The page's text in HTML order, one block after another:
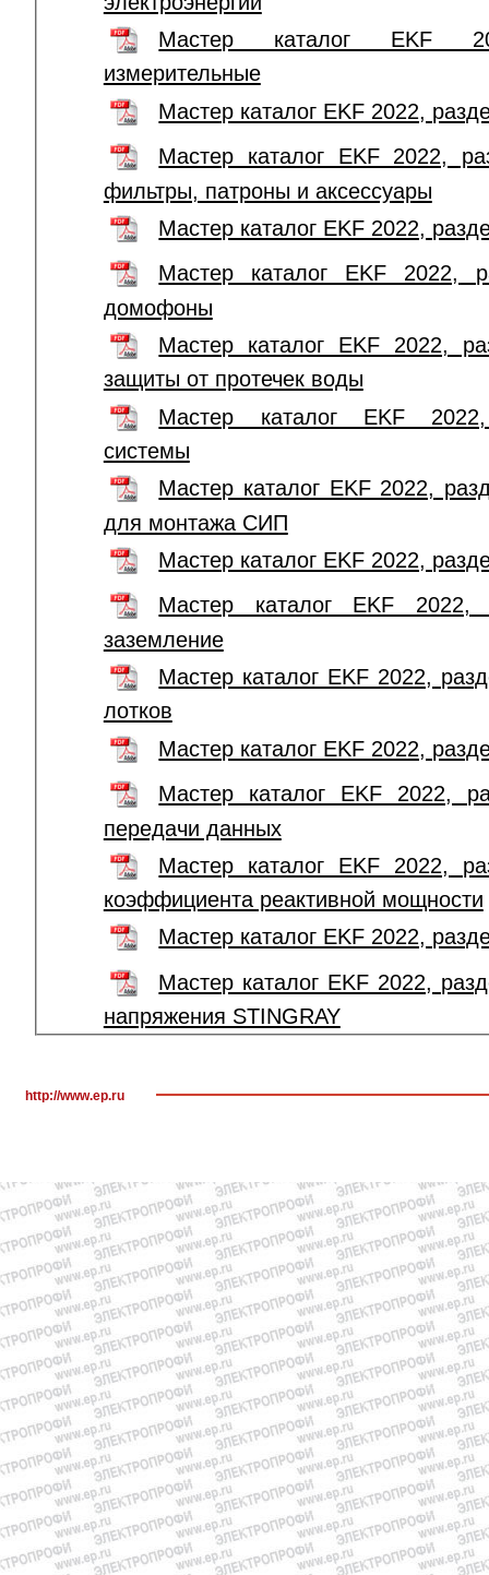
Мастер каталог EKF
измерительные
Мастер каталог EKF 2022,
Мастер каталог EKF 2022,
фильтры, патроны и аксессуары
Мастер каталог EKF 2022,
Мастер каталог EKF 2022,
домофоны
Мастер каталог EKF 2022,
защиты от протечек воды
Мастер каталог EKF
системы
Мастер каталог EKF 2022,
для монтажа СИП
Мастер каталог EKF 2022,
Мастер каталог EKF
заземление
Мастер каталог EKF 2022,
лотков
Мастер каталог EKF 2022,
Мастер каталог EKF 2022,
передачи данных
Мастер каталог EKF 2022,
коэффициента реактивной мощности
Мастер каталог EKF 2022,
Мастер каталог EKF 2022,
напряжения STINGRAY
http://www.ep.ru